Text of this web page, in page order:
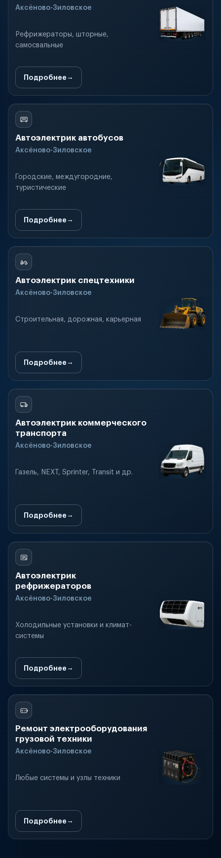
Аксёново-Зиловское
Рефрижераторы, шторные,
самосвальные
Подробнее
Автоэлектрик автобусов
Аксёново-Зиловское
Городские, междугородние,
туристические
Подробнее
Автоэлектрик спецтехники
Аксёново-Зиловское
Строительная, дорожная, карьерная
Подробнее
Автоэлектрик коммерческого
транспорта
Аксёново-Зиловское
Газель, NEXT, Sprinter, Transit и др.
Подробнее
Автоэлектрик
рефрижераторов
Аксёново-Зиловское
Холодильные установки и климат-
системы
Подробнее
Ремонт электрооборудования
грузовой техники
Аксёново-Зиловское
Любые системы и узлы техники
Подробнее